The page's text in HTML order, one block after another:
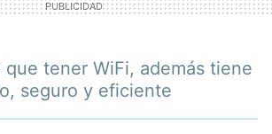
tener WiFi, además tiene
seguro y eficiente